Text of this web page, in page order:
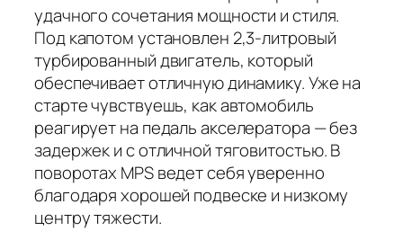
удачного сочетания мощности и стиля.
Под капотом установлен 2,3-литровый
турбированный двигатель, который
обеспечивает отличную динамику. Уже на
старте чувствуешь, как автомобиль
реагирует на педаль акселератора — без
задержек и с отличной тяговитостью. В
поворотах MPS ведет себя уверенно
благодаря хорошей подвеске и низкому
центру тяжести.